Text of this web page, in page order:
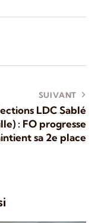
SUIVANT
LDC Sablé
: FO progresse
sa 2e place